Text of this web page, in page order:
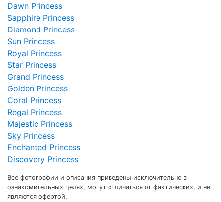
Dawn Princess
Sapphire Princess
Diamond Princess
Sun Princess
Royal Princess
Star Princess
Grand Princess
Golden Princess
Coral Princess
Regal Princess
Majestic Princess
Sky Princess
Enchanted Princess
Discovery Princess
Все фотографии и описания приведены исключительно в
ознакомительных целях, могут отличаться от фактических, и не
являются офертой.